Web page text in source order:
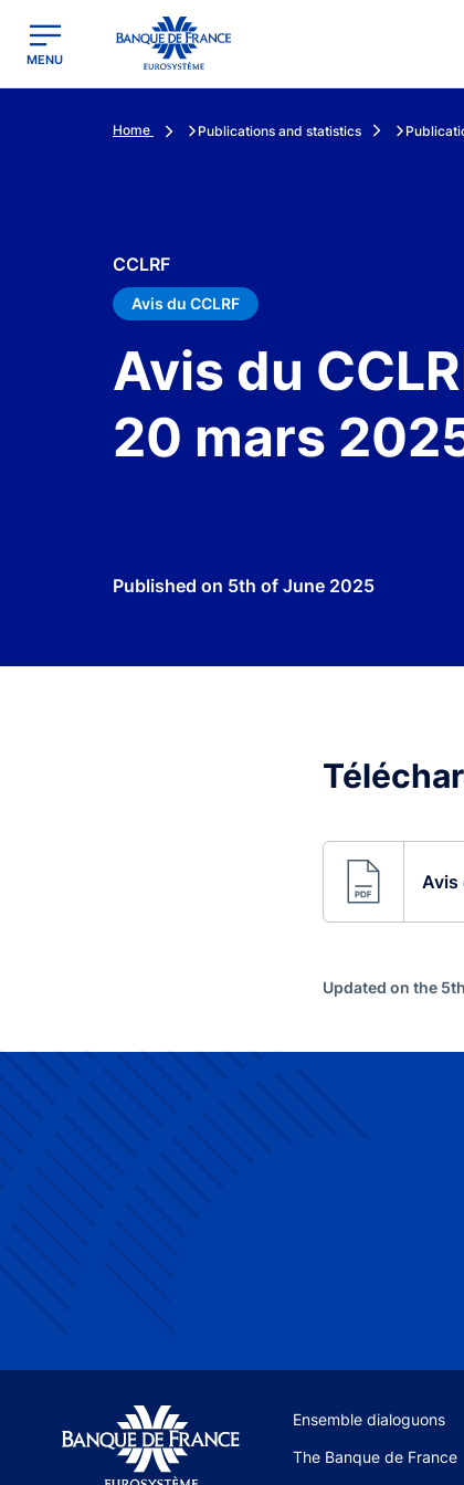
Banque de France - Menu Principal
MENU
Home Publications and statistics
CCLRF
Avis du CCLRF
Avis du
20 mars
Published on 5th of June 2025
Avis
Updated on the
Site navigation
Ensemble dialoguons
The Banque de France